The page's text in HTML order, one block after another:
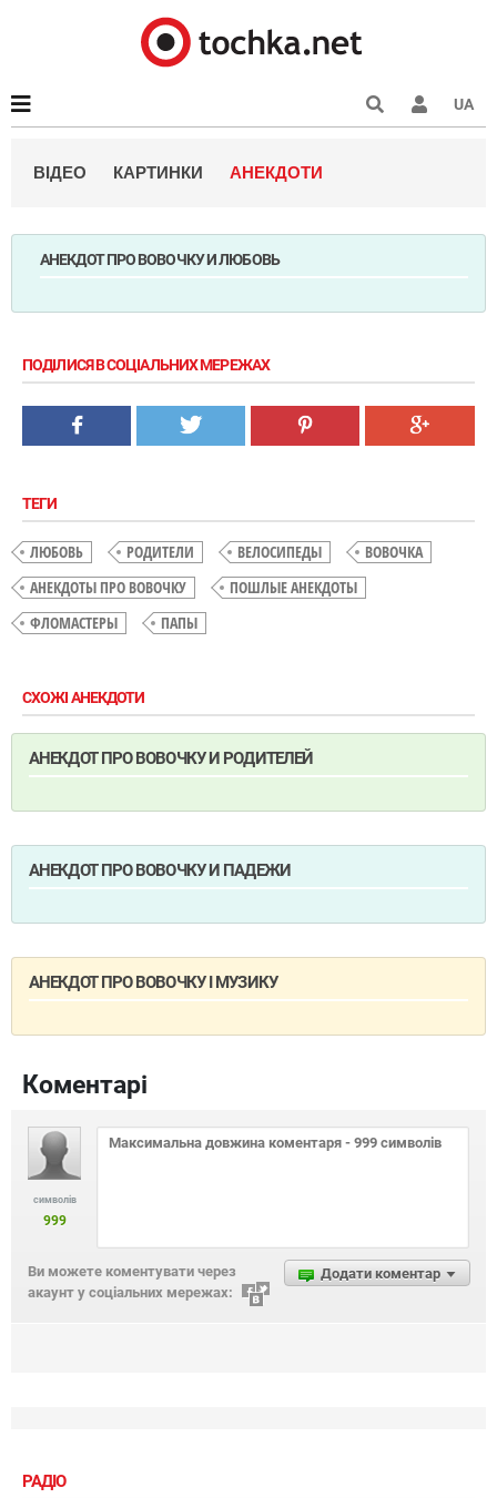
UA
ВІДЕО КАРТИНКИ АНЕКДОТИ
АНЕКДОТ ПРО ВОВОЧКУ И ЛЮБОВЬ
ПОДІЛИСЯ В СОЦІАЛЬНИХ МЕРЕЖАХ
ТЕГИ
ЛЮБОВЬ РОДИТЕЛИ ВЕЛОСИПЕДЫ
ВОВОЧКА
АНЕКДОТЫ ПРО ВОВОЧКУ
ПОШЛЫЕ АНЕКДОТЫ
ФЛОМАСТЕРЫ
ПАПЫ
СХОЖІ АНЕКДОТИ
АНЕКДОТ ПРО ВОВОЧКУ И РОДИТЕЛЕЙ
АНЕКДОТ ПРО ВОВОЧКУ И ПАДЕЖИ
АНЕКДОТ ПРО ВОВОЧКУ І МУЗИКУ
Коментарі
символів
999
Додати коментар
Ви можете коментувати через
акаунт у соціальних мережах:
РАДІО